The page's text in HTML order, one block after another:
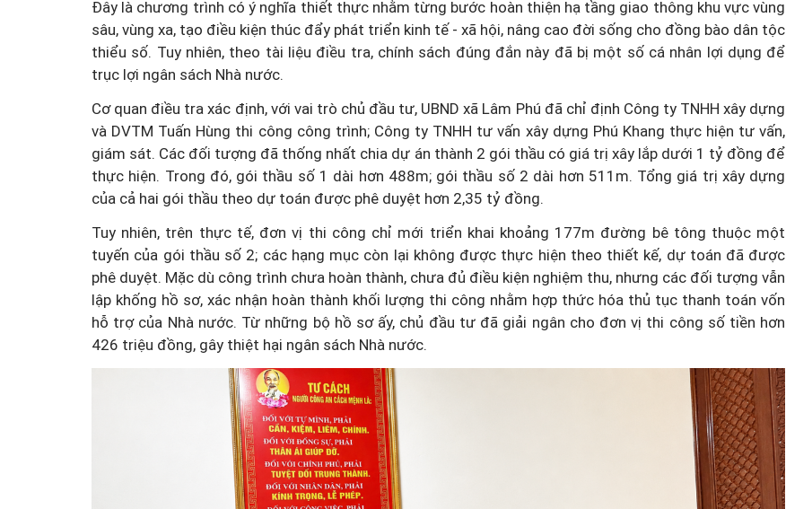
Đây là chương trình có ý nghĩa thiết thực nhằm từng bước hoàn thiện hạ tầng giao thông khu vực vùng
sâu, vùng xa, tạo điều kiện thúc đẩy phát triển kinh tế - xã hội, nâng cao đời sống cho đồng bào dân tộc
thiểu số. Tuy nhiên, theo tài liệu điều tra, chính sách đúng đắn này đã bị một số cá nhân lợi dụng để
trục lợi ngân sách Nhà nước.
Cơ quan điều tra xác định, với vai trò chủ đầu tư, UBND xã Lâm Phú đã chỉ định Công ty TNHH xây dựng
và DVTM Tuấn Hùng thi công công trình; Công ty TNHH tư vấn xây dựng Phú Khang thực hiện tư vấn,
giám sát. Các đối tượng đã thống nhất chia dự án thành 2 gói thầu có giá trị xây lắp dưới 1 tỷ đồng để
thực hiện. Trong đó, gói thầu số 1 dài hơn 488m; gói thầu số 2 dài hơn 511m. Tổng giá trị xây dựng
của cả hai gói thầu theo dự toán được phê duyệt hơn 2,35 tỷ đồng.
Tuy nhiên, trên thực tế, đơn vị thi công chỉ mới triển khai khoảng 177m đường bê tông thuộc một
tuyến của gói thầu số 2; các hạng mục còn lại không được thực hiện theo thiết kế, dự toán đã được
phê duyệt. Mặc dù công trình chưa hoàn thành, chưa đủ điều kiện nghiệm thu, nhưng các đối tượng vẫn
lập khống hồ sơ, xác nhận hoàn thành khối lượng thi công nhằm hợp thức hóa thủ tục thanh toán vốn
hỗ trợ của Nhà nước. Từ những bộ hồ sơ ấy, chủ đầu tư đã giải ngân cho đơn vị thi công số tiền hơn
426 triệu đồng, gây thiệt hại ngân sách Nhà nước.